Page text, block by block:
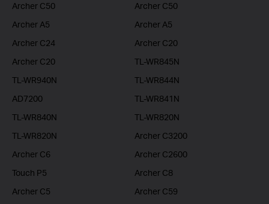
Archer C50
Archer C50
Archer A5
Archer A5
Archer C24
Archer C20
Archer C20
TL-WR845N
TL-WR940N
TL-WR844N
AD7200
TL-WR841N
TL-WR840N
TL-WR820N
TL-WR820N
Archer C3200
Archer C6
Archer C2600
Touch P5
Archer C8
Archer C5
Archer C59